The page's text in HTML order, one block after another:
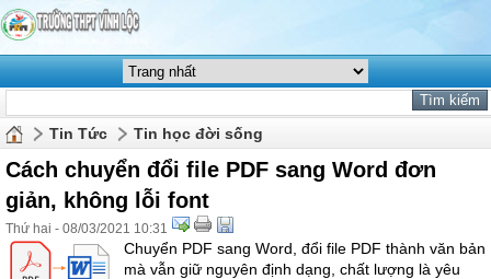
Tin Tức Tin học đời sống
Cách chuyển đổi file PDF sang Word đơn
giản, không lỗi font
Thứ hai - 08/03/2021 10:31
Chuyển PDF sang Word, đổi file PDF thành văn bản
mà vẫn giữ nguyên định dạng, chất lượng là yêu